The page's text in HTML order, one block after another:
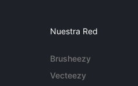
Nuestra Red
Brusheezy
Vecteezy